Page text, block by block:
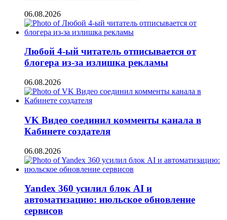
06.08.2026
Любой 4-ый читатель отписывается от
блогера из-за излишка рекламы
06.08.2026
VK Видео соединил комменты канала в
Кабинете создателя
06.08.2026
Yandex 360 усилил блок AI и
автоматизацию: июльское обновление
сервисов